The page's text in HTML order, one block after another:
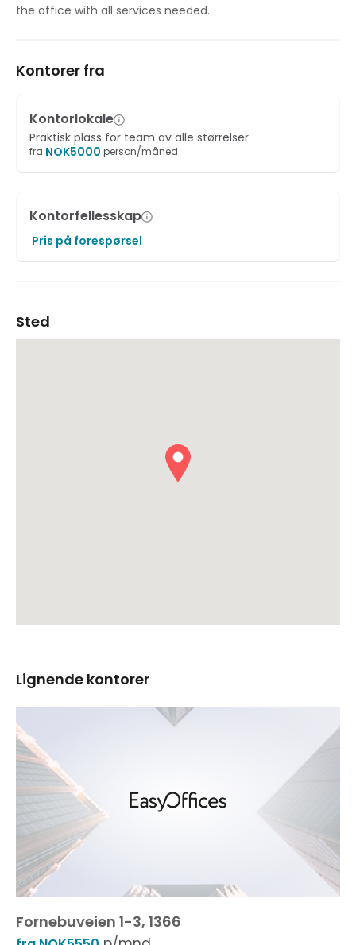
the office with all services needed.
Kontorer fra
Kontorlokale
Praktisk plass for team av alle størrelser
fra NOK5000 person/måned
Kontorfellesskap
Pris på forespørsel
Sted
Lignende kontorer
Fornebuveien 1-3, 1366